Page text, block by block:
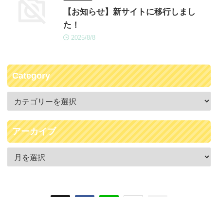
【お知らせ】新サイトに移行しまし
た！
2025/8/8
Category
アーカイブ